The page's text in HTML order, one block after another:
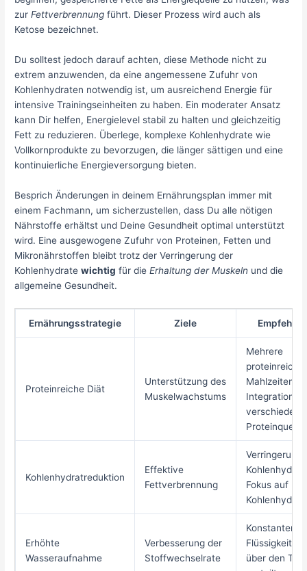
zurFettverbrennung führt. Dieser Prozess wird auch als
Ketose bezeichnet.
Du solltest jedoch darauf achten, diese Methode nicht zu
extrem anzuwenden, da eine angemessene Zufuhr von
Kohlenhydraten notwendig ist, um ausreichend Energie für
intensive Trainingseinheiten zu haben. Ein moderater Ansatz
kann Dir helfen, Energielevel stabil zu halten und gleichzeitig
Fett zu reduzieren. Überlege, komplexe Kohlenhydrate wie
Vollkornprodukte zu bevorzugen, die länger sättigen und eine
kontinuierliche Energieversorgung bieten.
Besprich Änderungen in deinem Ernährungsplan immer mit
einem Fachmann, um sicherzustellen, dass Du alle nötigen
Nährstoffe erhältst und Deine Gesundheit optimal unterstützt
wird. Eine ausgewogene Zufuhr von Proteinen, Fetten und
Mikronährstoffen bleibt trotz der Verringerung der
Kohlenhydratewichtig für dieErhaltung der Muskeln und die
allgemeine Gesundheit.
Ernährungsstrategie Ziele
Proteinreiche Diät
Unterstützung des
Muskelwachstums
Mehrere
proteinreiche
Mahlzeiten
Integration
Kohlenhydratreduktion
Effektive
Fettverbrennung
Verringerung
Fokus auf
Erhöhte
Wasseraufnahme
Verbesserung der
Stoffwechselrate
Konstanter
über den Tag